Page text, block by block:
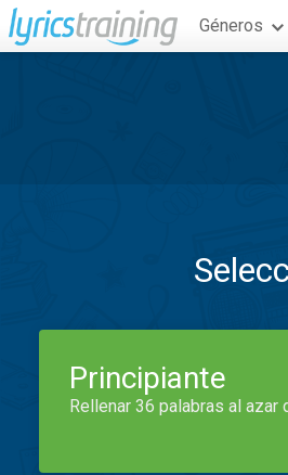
Géneros
Principiante
Rellenar 36 palabras al azar